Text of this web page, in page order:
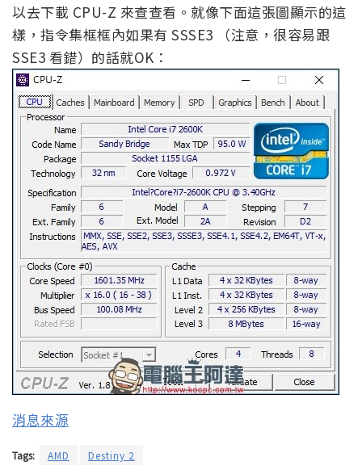
以去下載 CPU-Z 來查查看。就像下面這張圖顯示的這
樣，指令集框框內如果有 SSSE3 （注意，很容易跟
SSE3 看錯）的話就OK：
消息來源
Tags: AMD Destiny 2